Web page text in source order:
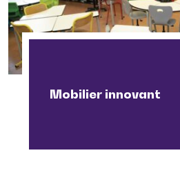
Mobilier innovant